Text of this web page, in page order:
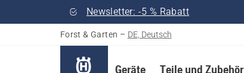
Newsletter: -5 % Rabatt
Forst & Garten – DE, Deutsch
Geräte Teile und Zubehör